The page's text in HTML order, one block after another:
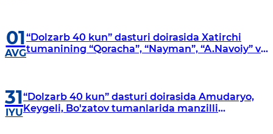
01
AVG
“Dolzarb 40 kun” dasturi doirasida Xatirchi
tumanining “Qoracha”, “Nayman”, “A.Navoiy” va
31
IYU
“Dolzarb 40 kun” dasturi doirasida Amudaryo,
Keygeli, Bo'zatov tumanlarida manzilli